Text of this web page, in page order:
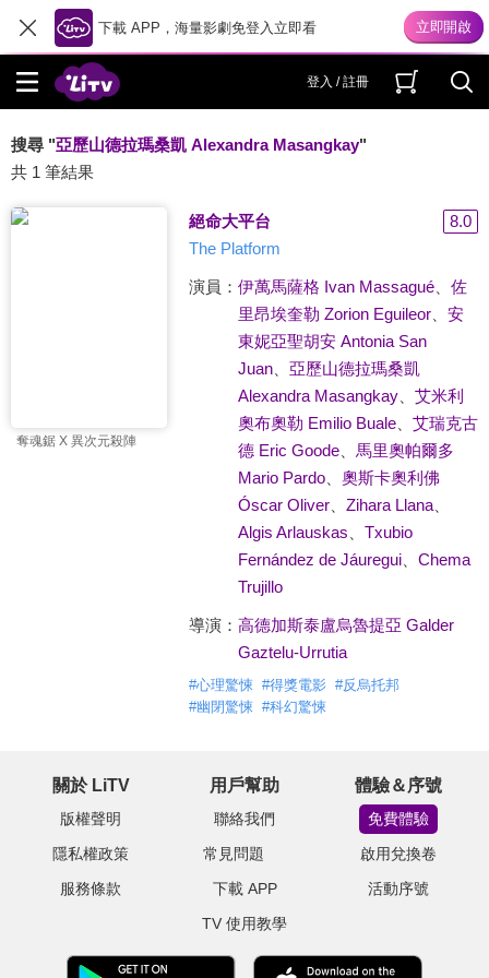
下載 APP，海量影劇免登入立即看
登入 / 註冊
搜尋 "亞歷山德拉瑪桑凱 Alexandra Masangkay"
共 1 筆結果
奪魂鋸 X 異次元殺陣
絕命大平台
8.0
The Platform
演員： 伊萬馬薩格 Ivan Massagué、 佐
里昂埃奎勒 Zorion Eguileor、 安
東妮亞聖胡安 Antonia San
Juan、 亞歷山德拉瑪桑凱
Alexandra Masangkay、 艾米利
奧布奧勒 Emilio Buale、 艾瑞克古
德 Eric Goode、 馬里奧帕爾多
Mario Pardo、 奧斯卡奧利佛
Óscar Oliver、 Zihara Llana、
Algis Arlauskas
Txubio
Fernández de Jáuregui、 Chema
Trujillo
導演： 高德加斯泰盧烏魯提亞 Galder
Gaztelu-Urrutia
#心理驚悚 #得獎電影 #反烏托邦
#幽閉驚悚 #科幻驚悚
關於 LiTV
版權聲明
隱私權政策
服務條款
用戶幫助
聯絡我們
常見問題
下載 APP
TV 使用教學
體驗＆序號
免費體驗
啟用兌換卷
活動序號